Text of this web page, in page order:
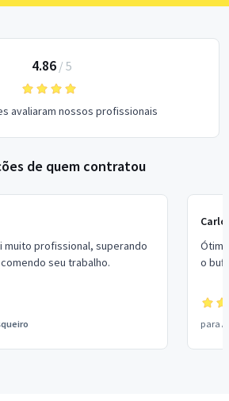
4.86/ 5
avaliaram nossos profissionais
de quem contratou
profissional, superando
Eu recomendo seu trabalho.
o
para